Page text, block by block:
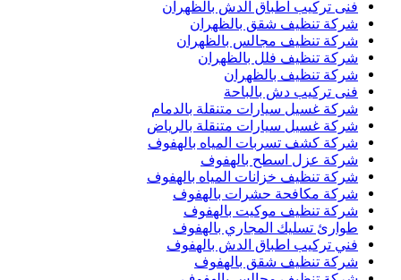
فنى تركيب اطباق الدش بالظهران
شركة تنظيف شقق بالظهران
شركة تنظيف مجالس بالظهران
شركة تنظيف فلل بالظهران
شركة تنظيف بالظهران
فنى تركيب دش بالباحة
شركة غسيل سيارات متنقلة بالدمام
شركة غسيل سيارات متنقلة بالرياض
شركة كشف تسربات المياه بالهفوف
شركة عزل اسطح بالهفوف
شركة تنظيف خزانات المياه بالهفوف
شركة مكافحة حشرات بالهفوف
شركة تنظيف موكيت بالهفوف
طوارئ تسليك المجاري بالهفوف
فني تركيب اطباق الدش بالهفوف
شركة تنظيف شقق بالهفوف